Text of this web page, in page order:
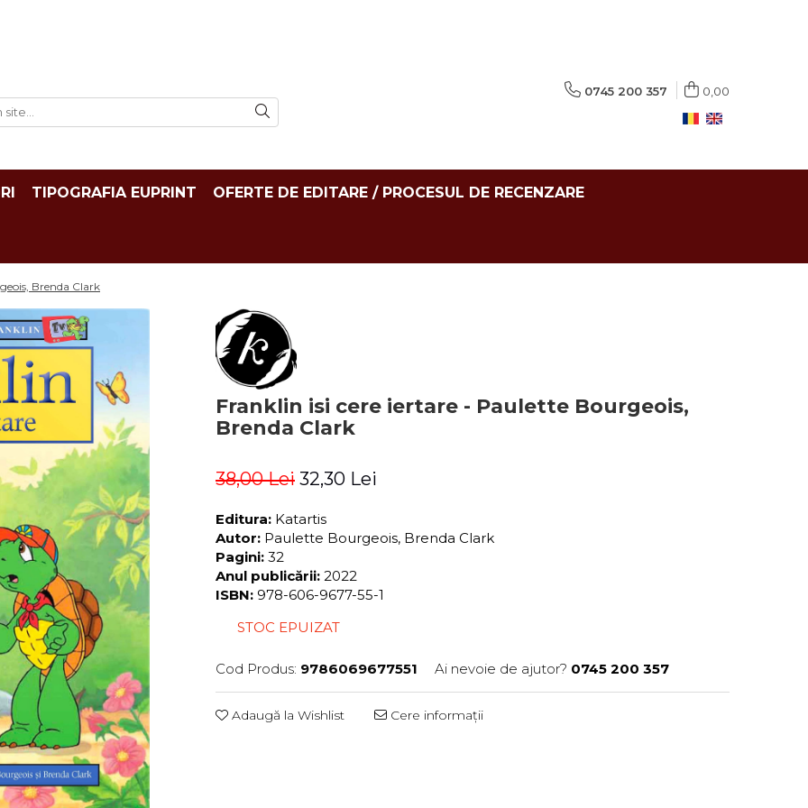
0745 200 357 0,00
TIPOGRAFIA EUPRINT OFERTE DE EDITARE / PROCESUL DE RECENZARE
Brenda Clark
Franklin isi cere iertare - Paulette Bourgeois,
Brenda Clark
38,00 Lei 32,30 Lei
Editura: Katartis
Autor: Paulette Bourgeois, Brenda Clark
Pagini: 32
Anul publicării: 2022
ISBN: 978-606-9677-55-1
STOC EPUIZAT
Cod Produs: 9786069677551 Ai nevoie de ajutor? 0745 200 357
Adaugă la Wishlist Cere informații